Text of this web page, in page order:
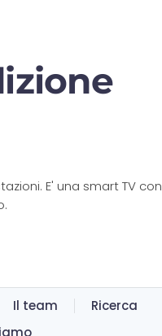
E' una smart TV con
Il team
Ricerca